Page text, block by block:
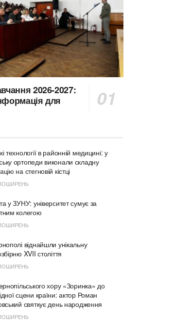
2026-2027:
для
технології в районній медицині: у
ортопеди виконали складну
на стегновій кістці
у ЗУНУ: університет сумує за
колегою
віднайшли унікальну
XVII століття
хору «Зоринка» до
сцени країни: актор Роман
святкує день народження